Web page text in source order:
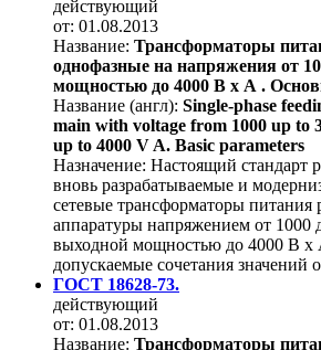
действующий
от: 01.08.2013
Название: Трансформаторы
однофазные на напряжения от
мощностью до 4000 В х А .
Название (англ): Single-phase
main with voltage from 1000 up to
up to 4000 V A. Basic parameters
Назначение: Настоящий стандарт
вновь разрабатываемые и
сетевые трансформаторы питания
аппаратуры напряжением от 1000
выходной мощностью до 4000 В х
допускаемые сочетания значений
ГОСТ 18628-73.
действующий
от: 01.08.2013
Название: Трансформаторы